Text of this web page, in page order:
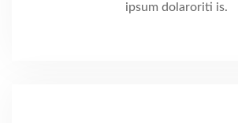
ipsum dolaroriti is.